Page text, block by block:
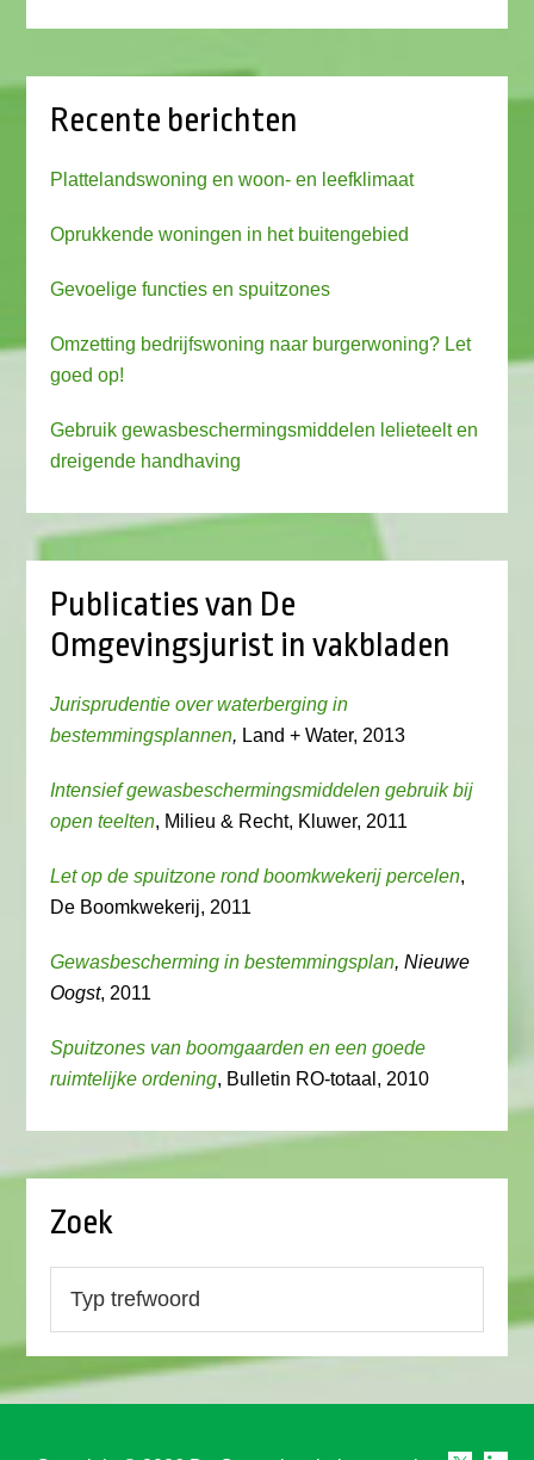
Recente berichten
Plattelandswoning en woon- en leefklimaat
Oprukkende woningen in het buitengebied
Gevoelige functies en spuitzones
Omzetting bedrijfswoning naar burgerwoning? Let
goed op!
Gebruik gewasbeschermingsmiddelen lelieteelt en
dreigende handhaving
Publicaties van De
Omgevingsjurist in vakbladen
Jurisprudentie over waterberging in
bestemmingsplannen, Land + Water, 2013
Intensief gewasbeschermingsmiddelen gebruik bij
open teelten, Milieu & Recht, Kluwer, 2011
Let op de spuitzone rond boomkwekerij percelen,
De Boomkwekerij, 2011
Gewasbescherming in bestemmingsplan, Nieuwe
Oogst, 2011
Spuitzones van boomgaarden en een goede
ruimtelijke ordening, Bulletin RO-totaal, 2010
Zoek